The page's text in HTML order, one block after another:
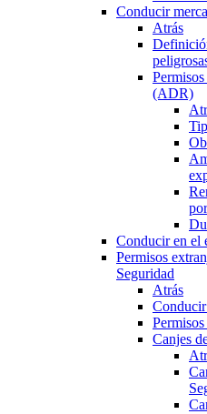
Conducir
Atrás
(ADR)
Conducir en el
Permisos
Seguridad
Atrás
Canjes